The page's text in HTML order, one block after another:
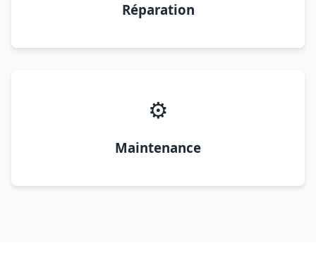
Réparation
⚙️
Maintenance